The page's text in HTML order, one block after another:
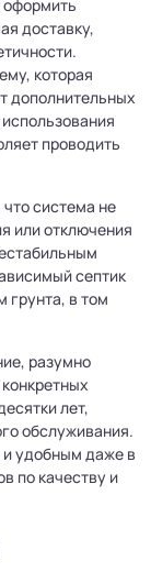
оформить
доставку,
которая
дополнительных
проводить
система не
или отключения
септик
грунта, в том
разумно
лет,
обслуживания.
удобным даже в
по качеству и